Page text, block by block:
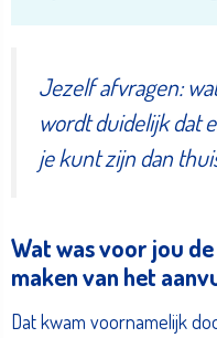
Jezelf afvragen:
wordt duidelijk dat
je kunt zijn dan
Wat was voor jou
maken van het
Dat kwam voornamelijk